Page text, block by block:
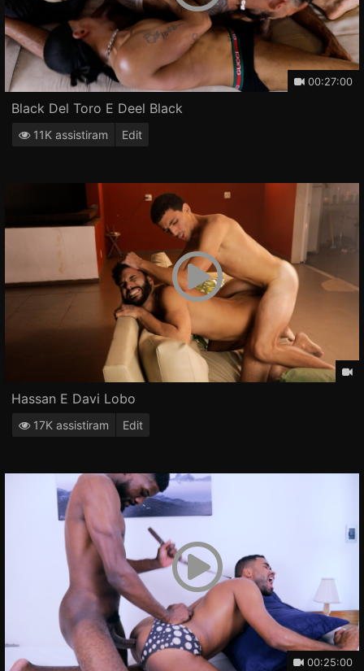
00:27:00
Black Del Toro E Deel Black
11K assistiram Edit
Hassan E Davi Lobo
17K assistiram Edit
00:25:00